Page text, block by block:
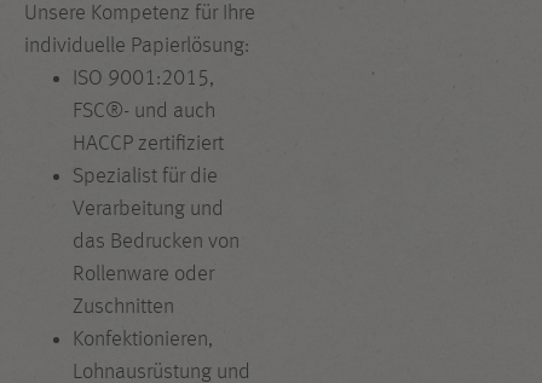
Unsere Kompetenz für Ihre
individuelle Papierlösung:
ISO 9001:2015,
FSC®- und auch
HACCP zertifiziert
Spezialist für die
Verarbeitung und
das Bedrucken von
Rollenware oder
Zuschnitten
Konfektionieren,
Lohnausrüstung und